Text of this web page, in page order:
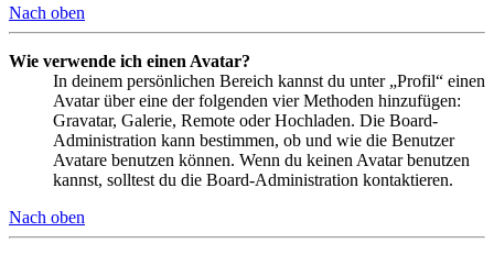
Nach oben
Wie verwende ich einen Avatar?
In deinem persönlichen Bereich kannst du unter „Profil“ einen
Avatar über eine der folgenden vier Methoden hinzufügen:
Gravatar, Galerie, Remote oder Hochladen. Die Board-
Administration kann bestimmen, ob und wie die Benutzer
Avatare benutzen können. Wenn du keinen Avatar benutzen
kannst, solltest du die Board-Administration kontaktieren.
Nach oben